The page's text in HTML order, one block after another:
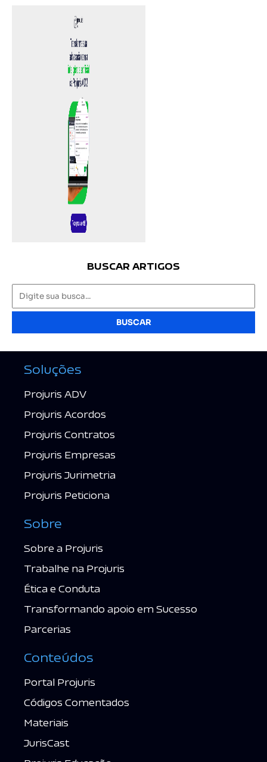
BUSCAR ARTIGOS
BUSCAR
Soluções
Projuris ADV
Projuris Acordos
Projuris Contratos
Projuris Empresas
Projuris Jurimetria
Projuris Peticiona
Sobre
Sobre a Projuris
Trabalhe na Projuris
Ética e Conduta
Transformando apoio em Sucesso
Parcerias
Conteúdos
Portal Projuris
Códigos Comentados
Materiais
JurisCast